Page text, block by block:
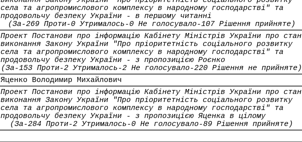
села та агропромислового комплексу в народному господарстві" та
продовольчу безпеку України - в першому читанні
(За-269 Проти-0 Утрималось-0 Не голосувало-107 Рішення прийняте)
Проект Постанови про інформацію Кабінету Міністрів України про стан
виконання Закону України "Про пріоритетність соціального розвитку
села та агропромислового комплексу в народному господарстві" та
продовольчу безпеку України - з пропозицією Роєнко
(За-153 Проти-2 Утрималось-2 Не голосувало-220 Рішення не прийняте)
Яценко Володимир Михайлович
Проект Постанови про інформацію Кабінету Міністрів України про стан
виконання Закону України "Про пріоритетність соціального розвитку
села та агропромислового комплексу в народному господарстві" та
продовольчу безпеку України - з пропозицією Яценка в цілому
(За-284 Проти-2 Утрималось-0 Не голосувало-89 Рішення прийняте)